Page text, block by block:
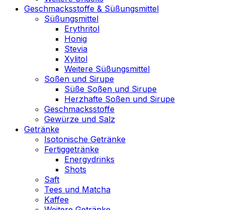
Geschmacksstoffe & Süßungsmittel
Süßungsmittel
Erythritol
Honig
Stevia
Xylitol
Weitere Süßungsmittel
Soßen und Sirupe
Süße Soßen und Sirupe
Herzhafte Soßen und Sirupe
Geschmacksstoffe
Gewürze und Salz
Getränke
Isotonische Getränke
Fertiggetränke
Energydrinks
Shots
Saft
Tees und Matcha
Kaffee